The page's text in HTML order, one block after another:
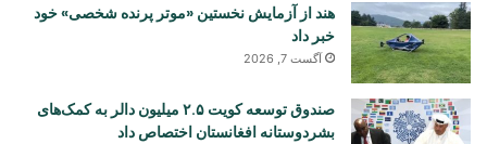
هند از آزمایش نخستین «موتر پرنده شخصی» خود
خبر داد
آگست 7, 2026
صندوق توسعه کویت ۲.۵ میلیون دالر به کمک‌های
بشردوستانه افغانستان اختصاص داد